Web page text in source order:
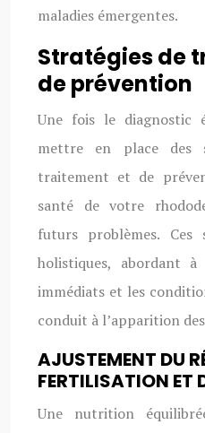
maladies émergentes.
Stratégies de
de prévention
Une fois le diagnostic
mettre en place des
traitement et de
santé de votre
futurs problèmes.
holistiques, abordant
immédiats et les
conduit à l’apparition
AJUSTEMENT DU
FERTILISATION ET
Une nutrition